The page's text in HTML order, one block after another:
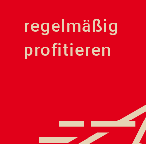
regelmäßig
profitieren